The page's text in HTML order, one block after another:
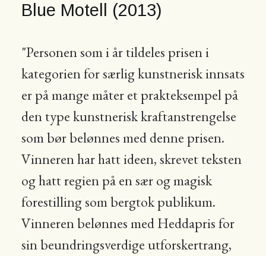
Blue Motell (2013)
"Personen som i år tildeles prisen i
kategorien for særlig kunstnerisk innsats
er på mange måter et prakteksempel på
den type kunstnerisk kraftanstrengelse
som bør belønnes med denne prisen.
Vinneren har hatt ideen, skrevet teksten
og hatt regien på en sær og magisk
forestilling som bergtok publikum.
Vinneren belønnes med Heddapris for
sin beundringsverdige utforskertrang,